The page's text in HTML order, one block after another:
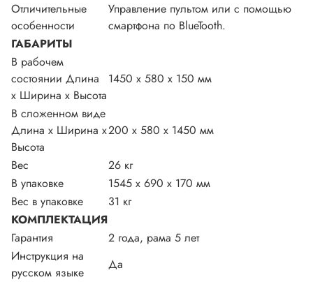
Отличительные
особенности
Управление пультом или с помощью
смартфона по BlueTooth.
ГАБАРИТЫ
В рабочем
состоянии Длина
х Ширина х Высота
1450 х 580 х 150 мм
В сложенном виде
Длина х Ширина х
Высота
200 х 580 х 1450 мм
Вес
26 кг
В упаковке
1545 х 690 х 170 мм
Вес в упаковке
31 кг
КОМПЛЕКТАЦИЯ
Гарантия
2 года, рама 5 лет
Инструкция на
русском языке
Да